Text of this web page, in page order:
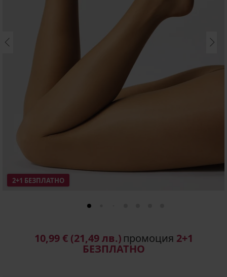
2+1 БЕЗПЛАТНО
10,99 € (21,49 лв.) промоция 2+1
БЕЗПЛАТНО